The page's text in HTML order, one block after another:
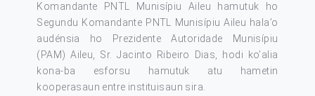
Komandante PNTL Munisípiu Aileu hamutuk ho
Segundu Komandante PNTL Munisípiu Aileu hala’o
audénsia ho Prezidente Autoridade Munisípiu
(PAM) Aileu, Sr. Jacinto Ribeiro Dias, hodi ko’alia
kona-ba esforsu hamutuk atu hametin
kooperasaun entre instituisaun sira.